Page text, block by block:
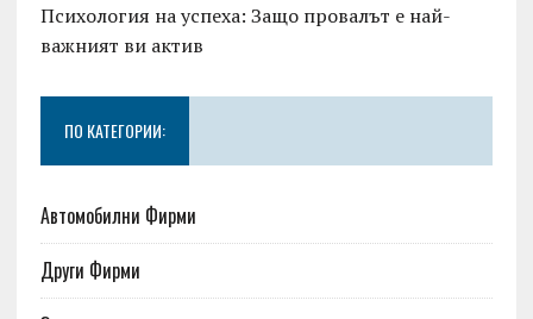
Психология на успеха: Защо провалът е най-
важният ви актив
ПО КАТЕГОРИИ:
Автомобилни Фирми
Други Фирми